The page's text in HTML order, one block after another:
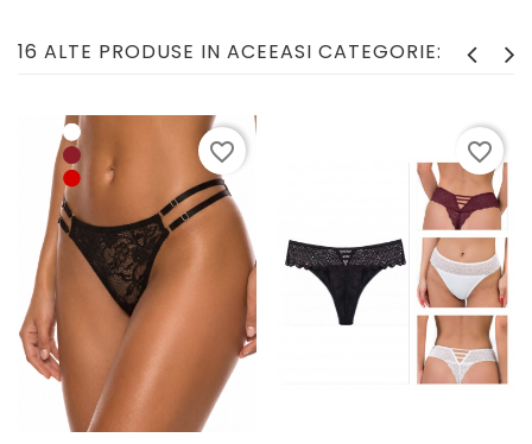
16 ALTE PRODUSE IN ACEEASI CATEGORIE:
favorite_border favorite_border